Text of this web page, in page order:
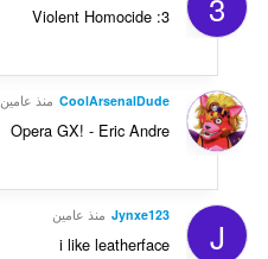
Violent Homocide :3
CoolArsenalDude منذ عامين
Opera GX! - Eric Andre
J
Jynxe123 منذ عامين
i like leatherface